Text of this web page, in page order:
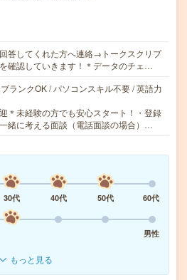
答してくれた方へ連絡→トークスクリプ
確認していきます！＊データのチェ…
ランクOK / パソコンスキル不要 / 英語力
＊未経験の方でも安心スタート！・登録
緒に考える面談（電話面談の場合）…
30代 40代 50代
60代
男性
もっと見る